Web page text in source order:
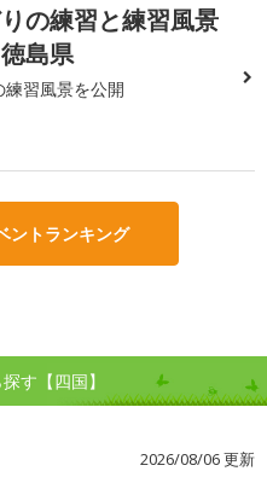
の練習と練習風景
島県
習風景を公開
ントランキング
す【四国】
2026/08/06 更新